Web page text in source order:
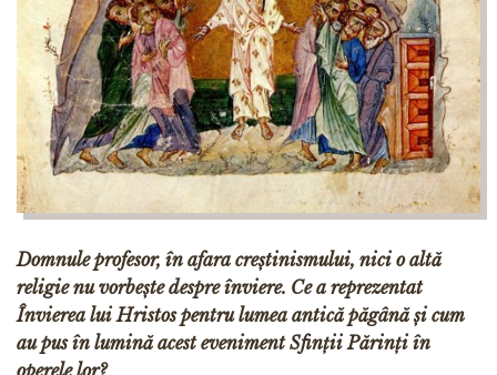
Domnule profesor, în afara creștinismului, nici o altă
religie nu vorbește despre înviere. Ce a reprezentat
Învierea lui Hristos pentru lumea antică păgână și cum
au pus în lumină acest eveniment Sfinții Părinți în